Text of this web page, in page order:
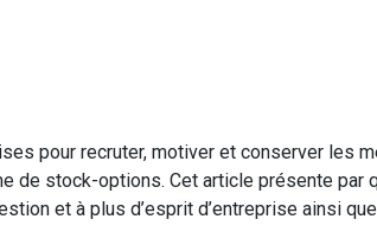
pour recruter, motiver et conserver les
de stock-options. Cet article présente
et à plus d’esprit d’entreprise ainsi